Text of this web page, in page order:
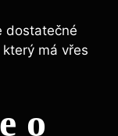
dostatečné
má vřes
o